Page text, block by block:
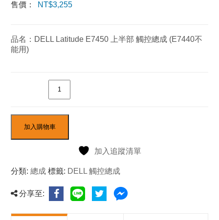
售價： NT$3,255
品名：DELL Latitude E7450 上半部 觸控總成 (E7440不
能用)
加入購物車
加入追蹤清單
分類:總成 標籤: DELL 觸控總成
分享至: